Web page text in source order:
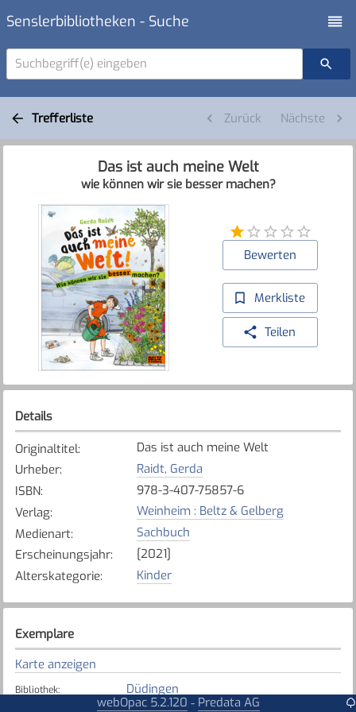
Senslerbibliotheken - Suche
Suchbegriff(e) eingeben
Trefferliste Zurück Nächste
Das ist auch meine Welt
wie können wir sie besser machen?
Bewerten
Merkliste
Teilen
Details
Originaltitel:
Das ist auch meine Welt
Urheber:
Raidt, Gerda
ISBN:
978-3-407-75857-6
Verlag:
Weinheim : Beltz & Gelberg
Medienart:
Sachbuch
Erscheinungsjahr:
[2021]
Alterskategorie: Kinder
Exemplare
Karte anzeigen
Bibliothek: Düdingen
Verfügbar
webOpac 5.2.120 - Predata AG